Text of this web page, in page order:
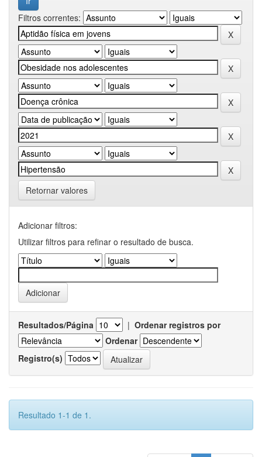
Filtros correntes:
Retornar valores
Adicionar filtros:
Utilizar filtros para refinar o resultado de busca.
Resultados/Página | Ordenar registros por
Ordenar
Registro(s)
Resultado 1-1 de 1.